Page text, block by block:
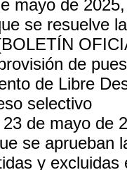
mayo de
se resuelve
de
de Libre
selectivo
de mayo de
se aprueban
y